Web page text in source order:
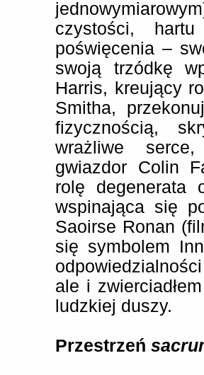
czystości,
poświęcenia –
swoją trzódkę
Harris, kreujący
Smitha,
fizycznością,
wrażliwe
gwiazdor Colin
rolę degenerata
wspinająca się
Saoirse Ronan
się symbolem
ale i
ludzkiej duszy.
Przestrzeń